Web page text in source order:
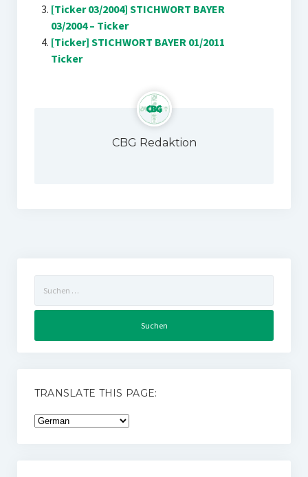
[Ticker 03/2004] STICHWORT BAYER
03/2004 – Ticker
[Ticker] STICHWORT BAYER 01/2011
Ticker
CBG Redaktion
nach:
TRANSLATE THIS PAGE: